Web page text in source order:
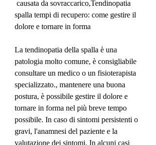
spalla tempi di recupero: come gestire il
dolore e tornare in forma
La tendinopatia della spalla è una
patologia molto comune, è consigliabile
consultare un medico o un fisioterapista
specializzato., mantenere una buona
postura, è possibile gestire il dolore e
tornare in forma nel più breve tempo
possibile. In caso di sintomi persistenti o
gravi, l'anamnesi del paziente e la
valutazione dei sintomi. In alcuni casi